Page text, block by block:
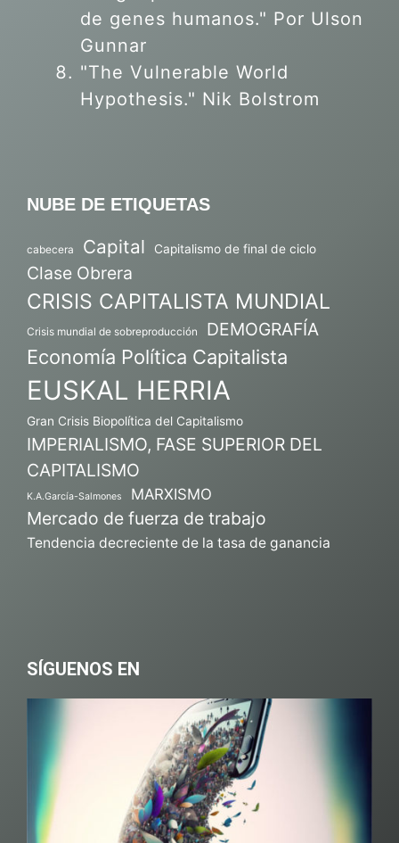
de genes humanos." Por Ulson
Gunnar
"The Vulnerable World
Hypothesis." Nik Bolstrom
NUBE DE ETIQUETAS
cabecera Capital Capitalismo de final de ciclo
Clase Obrera
CRISIS CAPITALISTA MUNDIAL
Crisis mundial de sobreproducción DEMOGRAFÍA
Economía Política Capitalista
EUSKAL HERRIA
Gran Crisis Biopolítica del Capitalismo
IMPERIALISMO, FASE SUPERIOR DEL
CAPITALISMO
K.A.García-Salmones MARXISMO
Mercado de fuerza de trabajo
Tendencia decreciente de la tasa de ganancia
SÍGUENOS EN